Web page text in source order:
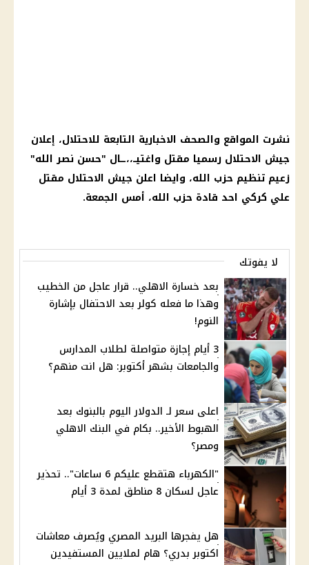
نشرت المواقع والصحف الاخبارية التابعة للاحتلال، إعلان
جيش الاحتلال رسميا مقتل واغتيــ،،ــال "حسن نصر الله"
زعيم تنظيم حزب الله، وايضا اعلن جيش الاحتلال مقتل
علي كركي احد قادة حزب الله، أمس الجمعة.
لا يفوتك
بعد خسارة الاهلي.. قرار عاجل من الخطيب
وهذا ما فعله كولر بعد الاحتفال بإشارة
النوم!
3 أيام إجازة متواصلة لطلاب المدارس
والجامعات بشهر أكتوبر: هل انت منهم؟
اعلى سعر لـ الدولار اليوم بالبنوك بعد
الهبوط الأخير.. بكام في البنك الاهلي
ومصر؟
"الكهرباء هتقطع عليكم 6 ساعات".. تحذير
عاجل لسكان 8 مناطق لمدة 3 أيام
هل يفجرها البريد المصري ويُصرف معاشات
اكتوبر بدري؟ هام لملايين المستفيدين